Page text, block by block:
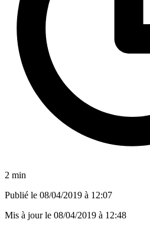
2 min
Publié le 08/04/2019 à 12:07
Mis à jour le 08/04/2019 à 12:48